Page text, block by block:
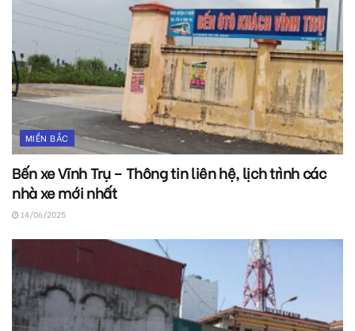
MIỀN BẮC
Bến xe Vĩnh Trụ – Thông tin liên hệ, lịch trình các
nhà xe mới nhất
14/06/2025